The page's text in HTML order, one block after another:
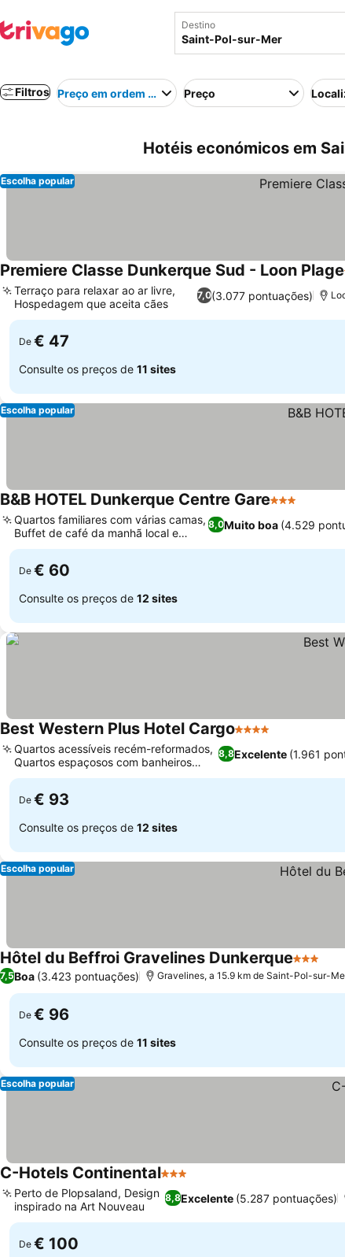
Destino
Filtros Preço em ordem crescentePreço
Hotéis económicos em
Escolha popular
Premiere Classe Dunkerque Sud - Loon Plage
7,0(3.077 pontuações)
Terraço para relaxar ao ar livre,
Hospedagem que aceita cães
De € 47
Consulte os preços de 11 sites
Escolha popular
B&B HOTEL Dunkerque Centre Gare3 Estrelas
8,0Muito boa (4.529
Quartos familiares com várias camas,
Buffet de café da manhã local e
variado
De € 60
Consulte os preços de 12 sites
Best Western Plus Hotel Cargo4 Estrelas
8,8Excelente (1.961
Quartos acessíveis recém-reformados,
Quartos espaçosos com banheiros
grandes
De € 93
Consulte os preços de 12 sites
Escolha popular
Hôtel du Beffroi Gravelines Dunkerque3 Estrelas
7,5Boa (3.423 pontuações) Gravelines, a 15.9 km de Saint-Pol-sur-
De € 96
Consulte os preços de 11 sites
Escolha popular
C-Hotels Continental3 Estrelas
8,8Excelente (5.287 pontuações)
Perto de Plopsaland, Design
inspirado na Art Nouveau
De € 100